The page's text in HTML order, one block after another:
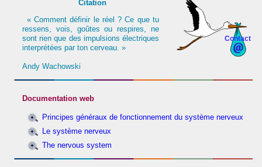
Contact
Citation
« Comment définir le réel ? Ce que tu
ressens, vois, goûtes ou respires, ne
sont rien que des impulsions électriques
interprétées par ton cerveau. »
Andy Wachowski
Documentation web
Principes généraux de fonctionnement du système nerveux
Le système nerveux
The nervous system